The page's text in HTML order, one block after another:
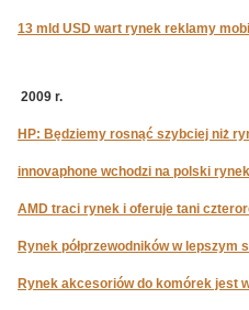
13 mld USD wart rynek reklamy
2009 r.
HP: Będziemy rosnąć szybciej niż
innovaphone wchodzi na polski
AMD traci rynek i oferuje tani
Rynek półprzewodników w lepszym
Rynek akcesoriów do komórek jest